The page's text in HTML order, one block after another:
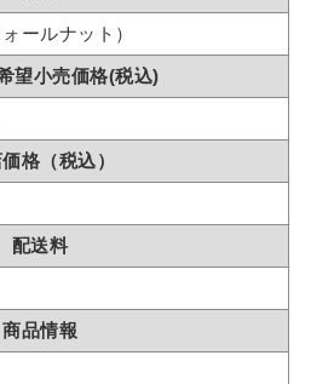
ールナット）
望小売価格(税込)
格（税込）
配送料
商品情報